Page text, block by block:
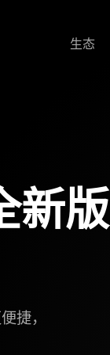
生态
新版
捷，